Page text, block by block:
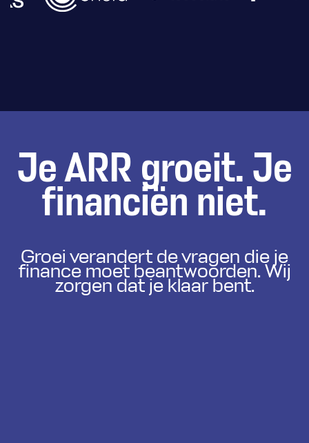
Je ARR groeit. Je
financiën niet.
Groei verandert de vragen die je
finance moet beantwoorden. Wij
zorgen dat je klaar bent.